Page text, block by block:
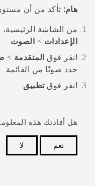
البرامج + التطبيقات
الدعم
أجهزة HTC والملحقات
هام: تأكد من أن
من الشاشة الرئيسية
الإعدادات > الصوت.
انقر فوق المتقدمة >
حدد صوتًا من القائمة.
انقر فوقتطبيق.
هل أفادتك هذة
نعم
لا